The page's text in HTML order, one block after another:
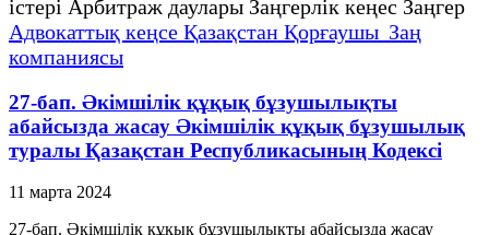
істері Арбитраж даулары Заңгерлік кеңес Заңгер
Адвокаттық кеңсе Қазақстан Қорғаушы Заң
компаниясы
27-бап. Әкiмшiлiк құқық бұзушылықты
абайсызда жасау Әкімшілік құқық бұзушылық
туралы Қазақстан Республикасының Кодексі
11 марта 2024
27-бап. Әкiмшiлiк құқық бұзушылықты абайсызда жасау